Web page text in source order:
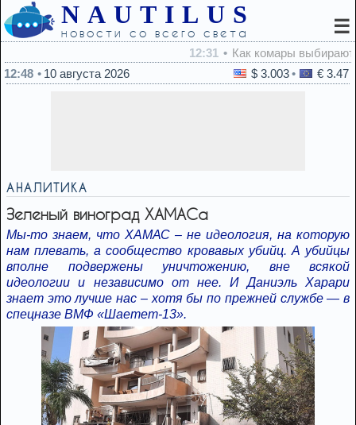
NAUTILUS
новости со всего света ☰
Как комары выбирают человека для укуса - новое
12:48
10 августа 2026 $ 3.003 € 3.47
АНАЛИТИКА
Зеленый виноград ХАМАСа
Мы-то знаем, что ХАМАС – не идеология, на которую
нам плевать, а сообщество кровавых убийц. А убийцы
вполне подвержены уничтожению, вне всякой
идеологии и независимо от нее. И Даниэль Харари
знает это лучше нас – хотя бы по прежней службе — в
спецназе ВМФ «Шаетет-13».